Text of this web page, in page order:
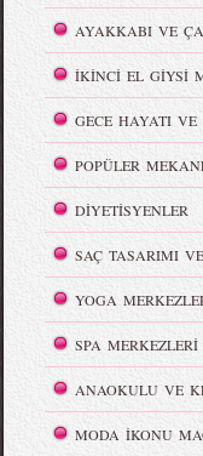
AYAKKABI VE
İKİNCİ EL GİYSİ
GECE HAYATI
POPÜLER
DİYETİSYENLER
SAÇ TASARIMI
YOGA
SPA MERKEZLERİ
ANAOKULU VE
MODA İKONU